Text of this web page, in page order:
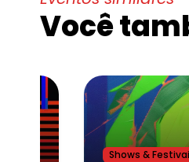
Você
Shows &